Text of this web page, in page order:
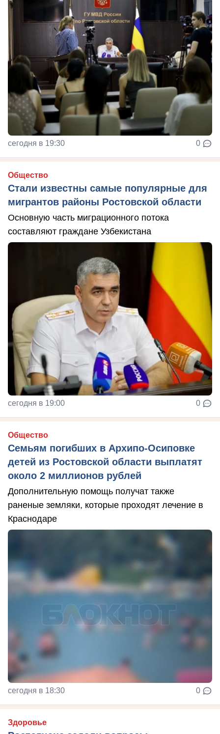
сегодня в 19:30 0
Общество
Стали известны самые популярные для
мигрантов районы Ростовской области
Основную часть миграционного потока
составляют граждане Узбекистана
сегодня в 19:00 0
Общество
Семьям погибших в Архипо-Осиповке
детей из Ростовской области выплатят
около 2 миллионов рублей
Дополнительную помощь получат также
раненые земляки, которые проходят лечение в
Краснодаре
сегодня в 18:30 0
Здоровье